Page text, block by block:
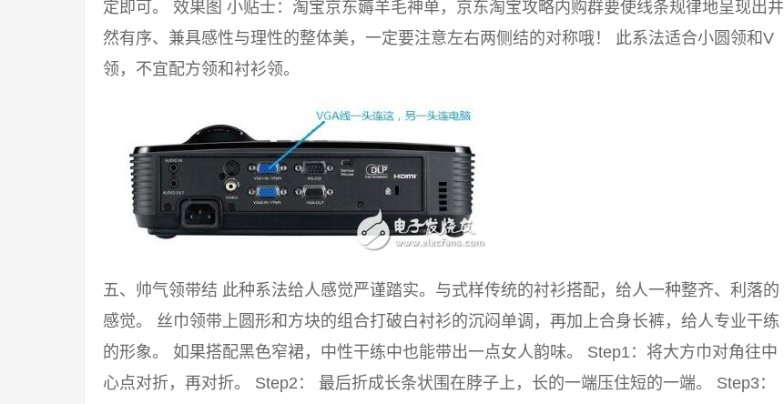
定即可。 效果图 小贴士：淘宝京东薅羊毛神单，京东淘宝攻略内购群要使线条规律地呈现出井
然有序、兼具感性与理性的整体美，一定要注意左右两侧结的对称哦！ 此系法适合小圆领和V
领，不宜配方领和衬衫领。
五、帅气领带结 此种系法给人感觉严谨踏实。与式样传统的衬衫搭配，给人一种整齐、利落的
感觉。 丝巾领带上圆形和方块的组合打破白衬衫的沉闷单调，再加上合身长裤，给人专业干练
的形象。 如果搭配黑色窄裙，中性干练中也能带出一点女人韵味。 Step1：将大方巾对角往中
心点对折，再对折。 Step2： 最后折成长条状围在脖子上，长的一端压住短的一端。 Step3：